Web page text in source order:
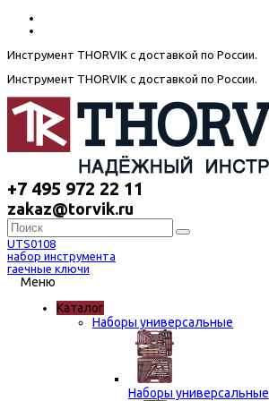
Инструмент THORVIK с доставкой по России.
Инструмент THORVIK с доставкой по России.
+7 495 972 22 11
zakaz@torvik.ru
UTS0108
набор инструмента
гаечные ключи
Меню
Каталог
Наборы универсальные
Наборы универсальные